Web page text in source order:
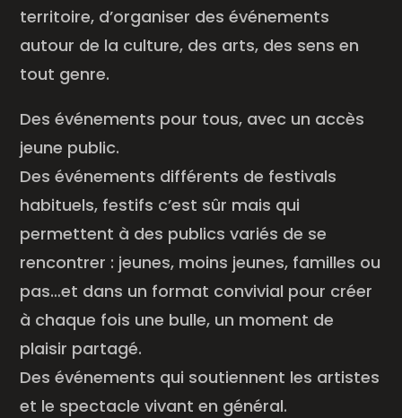
territoire, d’organiser des événements
autour de la culture, des arts, des sens en
tout genre.
Des événements pour tous, avec un accès
jeune public.
Des événements différents de festivals
habituels, festifs c’est sûr mais qui
permettent à des publics variés de se
rencontrer : jeunes, moins jeunes, familles ou
pas…et dans un format convivial pour créer
à chaque fois une bulle, un moment de
plaisir partagé.
Des événements qui soutiennent les artistes
et le spectacle vivant en général.